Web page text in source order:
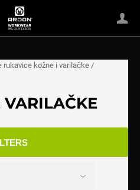
rukavice kožne i varilačke /
VARILAČKE